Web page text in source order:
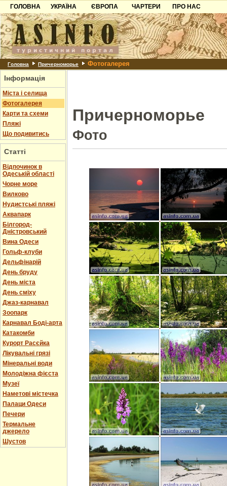
ГОЛОВНА
УКРАЇНА
Карпати
Азов
Причорноморря
Шацьк
ЄВРОПА
Чорногорія
Хорватія
Болгарія
Албанія
ЧАРТЕРИ
ПРО НАС
Контакти
Партнерам
Додати готель
Головна Причерноморье Фотогалерея
Інформація
Міста і селища
Фотогалерея
Карти та схеми
Пляжі
Що подивитись
Статті
Відпочинок в
Одеській області
Чорне море
Вилково
Нудистські пляжі
Аквапарк
Білгород-
Дністровський
Вина Одеси
Гольф-клуби
Дельфінарій
День бруду
День міста
День сміху
Джаз-карнавал
Зоопарк
Карнавал Боді-арта
Катакомби
Курорт Расєйка
Лікувальні грязі
Мінеральні води
Молодіжна фієста
Музеї
Наметові містечка
Палаци Одеси
Печери
Термальне
джерело
Шустов
Причерноморье
Фото